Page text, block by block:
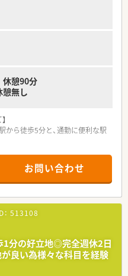
憩90分
無し
ら徒歩5分と、通勤に便利な駅
ており、在宅業務にも協力して
て】
、新しい管理薬剤師として活躍
り、やる気や意欲のある方から
患者様や施設利用者様を大切に
お問い合わせ
513108
1分の好立地◎完全週休2日
良い為様々な科目を経験